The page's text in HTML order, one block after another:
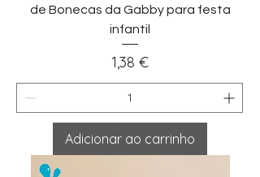
de Bonecas da Gabby para festa
infantil
Preço
1,38 €
Adicionar ao carrinho